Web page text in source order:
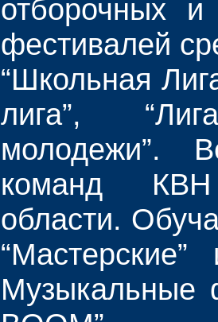
отборочных
фестивалей
“Школьная
лига”,
молодежи”.
команд КВН
области.
Музыкальные